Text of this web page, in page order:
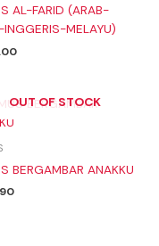
AL-FARID (ARAB-
INGGERIS-MELAYU)
OUT OF STOCK
BERGAMBAR ANAKKU